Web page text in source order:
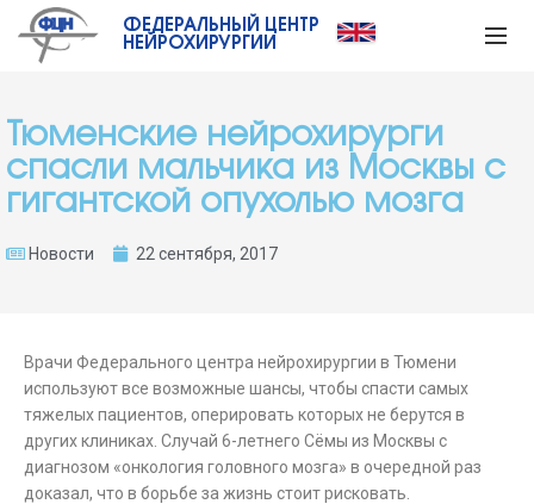
ФЕДЕРАЛЬНЫЙ ЦЕНТР
НЕЙРОХИРУРГИИ
Тюменские нейрохирурги
спасли мальчика из Москвы с
гигантской опухолью мозга
Новости 22 сентября, 2017
Врачи Федерального центра нейрохирургии в Тюмени
используют все возможные шансы, чтобы спасти самых
тяжелых пациентов, оперировать которых не берутся в
других клиниках. Случай 6-летнего Сёмы из Москвы с
диагнозом «онкология головного мозга» в очередной раз
доказал, что в борьбе за жизнь стоит рисковать.